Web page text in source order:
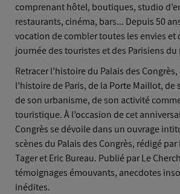
comprenant hôtel, boutiques, studio
restaurants, cinéma, bars... Depuis 50
vocation de combler toutes les envies et
journée des touristes et des Parisiens du
Retracer l’histoire du Palais des Congrès,
l’histoire de Paris, de la Porte Maillot, de
de son urbanisme, de son activité
touristique. À l’occasion de cet
Congrès se dévoile dans un ouvrage
scènes du Palais des Congrès, rédigé
Tager et Eric Bureau. Publié par Le
témoignages émouvants, anecdotes
inédites.